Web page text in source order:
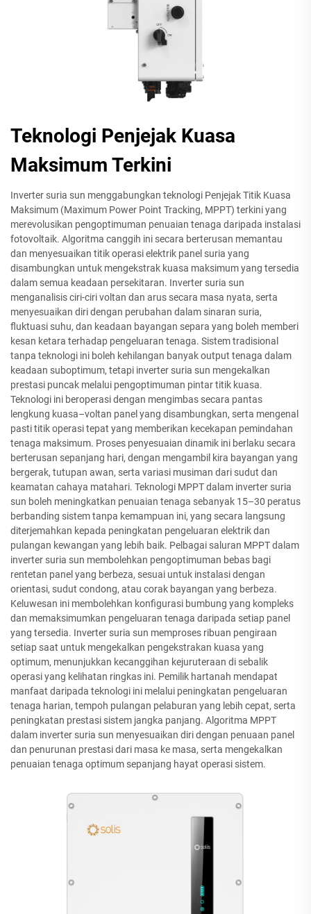
Teknologi Penjejak Kuasa
Maksimum Terkini
Inverter suria sun menggabungkan teknologi Penjejak Titik Kuasa
Maksimum (Maximum Power Point Tracking, MPPT) terkini yang
merevolusikan pengoptimuman penuaian tenaga daripada instalasi
fotovoltaik. Algoritma canggih ini secara berterusan memantau
dan menyesuaikan titik operasi elektrik panel suria yang
disambungkan untuk mengekstrak kuasa maksimum yang tersedia
dalam semua keadaan persekitaran. Inverter suria sun
menganalisis ciri-ciri voltan dan arus secara masa nyata, serta
menyesuaikan diri dengan perubahan dalam sinaran suria,
fluktuasi suhu, dan keadaan bayangan separa yang boleh memberi
kesan ketara terhadap pengeluaran tenaga. Sistem tradisional
tanpa teknologi ini boleh kehilangan banyak output tenaga dalam
keadaan suboptimum, tetapi inverter suria sun mengekalkan
prestasi puncak melalui pengoptimuman pintar titik kuasa.
Teknologi ini beroperasi dengan mengimbas secara pantas
lengkung kuasa–voltan panel yang disambungkan, serta mengenal
pasti titik operasi tepat yang memberikan kecekapan pemindahan
tenaga maksimum. Proses penyesuaian dinamik ini berlaku secara
berterusan sepanjang hari, dengan mengambil kira bayangan yang
bergerak, tutupan awan, serta variasi musiman dari sudut dan
keamatan cahaya matahari. Teknologi MPPT dalam inverter suria
sun boleh meningkatkan penuaian tenaga sebanyak 15–30 peratus
berbanding sistem tanpa kemampuan ini, yang secara langsung
diterjemahkan kepada peningkatan pengeluaran elektrik dan
pulangan kewangan yang lebih baik. Pelbagai saluran MPPT dalam
inverter suria sun membolehkan pengoptimuman bebas bagi
rentetan panel yang berbeza, sesuai untuk instalasi dengan
orientasi, sudut condong, atau corak bayangan yang berbeza.
Keluwesan ini membolehkan konfigurasi bumbung yang kompleks
dan memaksimumkan pengeluaran tenaga daripada setiap panel
yang tersedia. Inverter suria sun memproses ribuan pengiraan
setiap saat untuk mengekalkan pengekstrakan kuasa yang
optimum, menunjukkan kecanggihan kejuruteraan di sebalik
operasi yang kelihatan ringkas ini. Pemilik hartanah mendapat
manfaat daripada teknologi ini melalui peningkatan pengeluaran
tenaga harian, tempoh pulangan pelaburan yang lebih cepat, serta
peningkatan prestasi sistem jangka panjang. Algoritma MPPT
dalam inverter suria sun menyesuaikan diri dengan penuaan panel
dan penurunan prestasi dari masa ke masa, serta mengekalkan
penuaian tenaga optimum sepanjang hayat operasi sistem.